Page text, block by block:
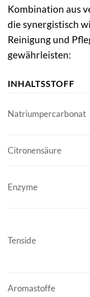
Kombination aus
die synergistisch
Reinigung und
gewährleisten:
INHALTSSTOFF
Natriumpercarbonat
Citronensäure
Enzyme
Tenside
Aromastoffe